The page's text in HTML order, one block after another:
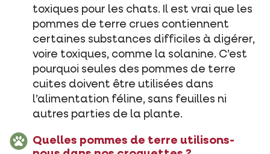
toxiques pour les chats. Il est vrai que les
pommes de terre crues contiennent
certaines substances difficiles à digérer,
voire toxiques, comme la solanine. C’est
pourquoi seules des pommes de terre
cuites doivent être utilisées dans
l’alimentation féline, sans feuilles ni
autres parties de la plante.
Quelles pommes de terre utilisons-